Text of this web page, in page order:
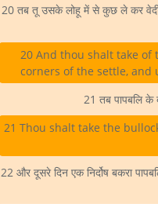
20 तब तू उसके लोहू में से कुछ ले कर वेदी
20 And thou shalt take
corners of the settle,
21 तब पापबलि के
21 Thou shalt take the
22 और दूसरे दिन एक निर्दोष बकरा